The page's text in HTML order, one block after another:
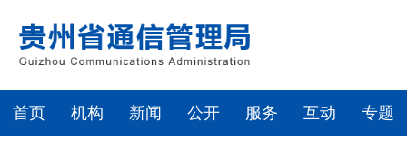
首页 机构 新闻 公开 服务 互动 专题